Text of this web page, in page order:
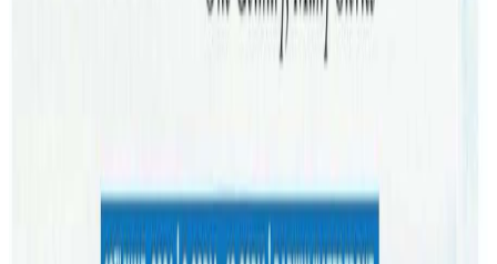
कारण देखाउदै टिकटक लगायत ५९ वटा चिनियाँ एपलाई प्रतिबन्ध
र चीनबिच तनाव बढिरहेका बेला तत्काल टिकटकमा प्रतिबन्ध
लागिहाल्ने स्थिती नभएको बताउछन् ।